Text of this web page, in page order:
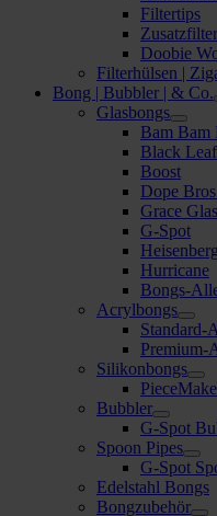
Filtertips
Zusatzfilter
Doobie
Filterhülsen |
Bong | Bubbler | & Co.
Glasbongs
Bam Bam
Black
Boost
Dope
Grace
G-Spot
Heisenberg
Hurricane
Bongs-
Acrylbongs
Standard-
Premium-
Silikonbongs
Bubbler
G-Spot
Spoon Pipes
G-Spot
Edelstahl Bongs
Bongzubehör